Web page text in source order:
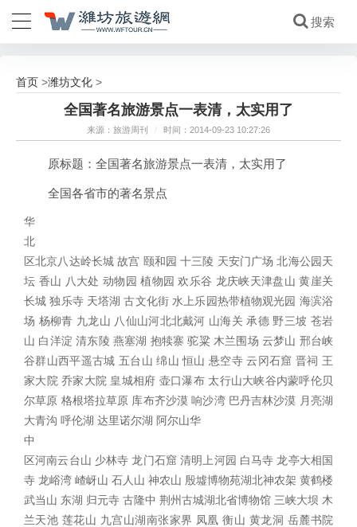
首页 >潍坊文化 >
全国著名旅游景点一表清，太实用了
来源：旅游周刊 / 时间：2014-09-23 10:27:26
原标题：全国著名旅游景点一表清，太实用了
全国各省市的著名景点
华
北
区北京八达岭长城 故宫 颐和园 十三陵 天安门广场 北海公园天
坛 香山 八大处 动物园 植物园 欢乐谷 龙庆峡天津盘山 黄崖关
长城 独乐寺 天塔湖 古文化街 水上乐园热带植物观光园 海滨浴
场 杨柳青 九龙山 八仙山河北北戴河 山海关 承德 野三坡 苍岩
山 白洋淀 清东陵 燕塞湖 抱犊寨 驼粱 木兰围场 云梦山 邢台峡
谷群山西平遥古城 五台山 绵山 恒山 悬空寺 云冈石窟 晋祠 王
家大院 乔家大院 皇城相府 壶口瀑布 太行山大峡谷内蒙呼伦贝
尔草原 格根塔拉草原 库布齐沙漠 响沙湾 巴丹吉林沙漠 月亮湖
大青沟 呼伦湖 达里诺尔湖 阿尔山华
中
区河南云台山 少林寺 龙门石窟 清明上河园 白马寺 龙亭大相国
寺 龙峪湾 嵖岈山 石人山 神农山 殷墟博物苑湖北神农架 黄鹤楼
武当山 东湖 归元寺 古隆中 荆州古城湖北省博物馆 三峡大坝 木
兰天池 莲花山 九宫山湖南张家界 凤凰 衡山 黄龙洞 岳麓书院